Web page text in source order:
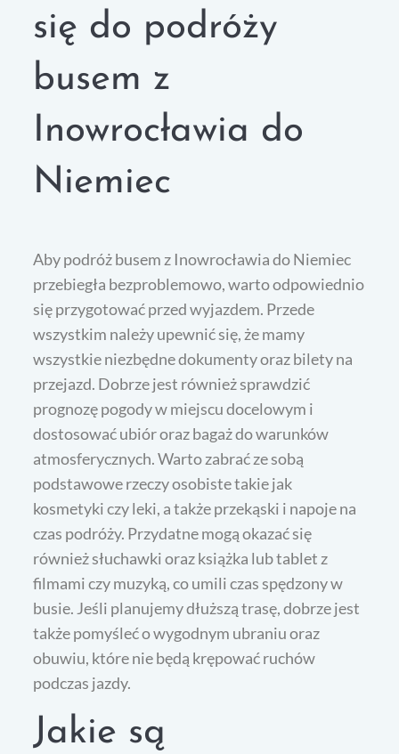
się do podróży
busem z
Inowrocławia do
Niemiec
Aby podróż busem z Inowrocławia do Niemiec
przebiegła bezproblemowo, warto odpowiednio
się przygotować przed wyjazdem. Przede
wszystkim należy upewnić się, że mamy
wszystkie niezbędne dokumenty oraz bilety na
przejazd. Dobrze jest również sprawdzić
prognozę pogody w miejscu docelowym i
dostosować ubiór oraz bagaż do warunków
atmosferycznych. Warto zabrać ze sobą
podstawowe rzeczy osobiste takie jak
kosmetyki czy leki, a także przekąski i napoje na
czas podróży. Przydatne mogą okazać się
również słuchawki oraz książka lub tablet z
filmami czy muzyką, co umili czas spędzony w
busie. Jeśli planujemy dłuższą trasę, dobrze jest
także pomyśleć o wygodnym ubraniu oraz
obuwiu, które nie będą krępować ruchów
podczas jazdy.
Jakie są